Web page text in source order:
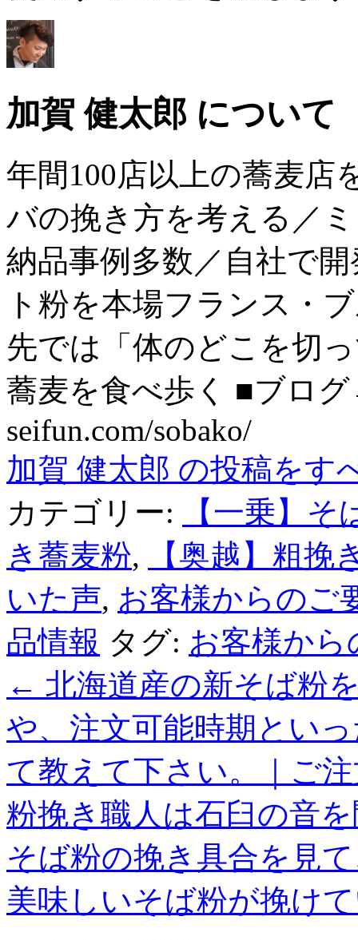
加賀 健太郎 について
年間100店以上の蕎麦店
バの挽き方を考える／
納品事例多数／自社で
ト粉を本場フランス・
先では「体のどこを切
蕎麦を食べ歩く ■ブロ
seifun.com/sobako/
加賀 健太郎 の投稿をす
カテゴリー:
【一乗】
き蕎麦粉,
【奥越】粗挽
いた声, お客様からのご
品情報 タグ: お客様から
← 北海道産の新そば粉
や、注文可能時期とい
て教えて下さい。｜ご
粉挽き職人は石臼の音
そば粉の挽き具合を見
美味しいそば粉が挽け